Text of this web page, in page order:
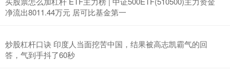
净流出8011.44万元 居可比基金第一
炒股杠杆口诀 印度人当面挖苦中国，结果被高志凯霸气的回
答，气到手抖了60秒